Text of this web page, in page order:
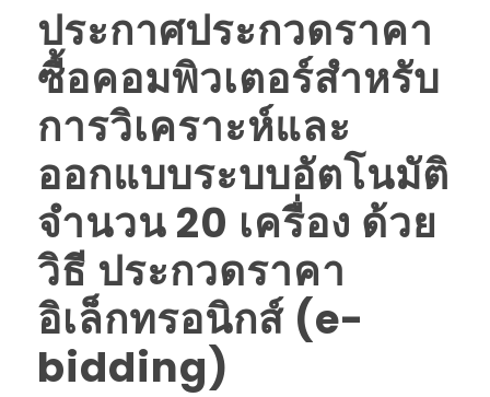
ประกาศประกวดราคา
ซื้อคอมพิวเตอร์สำหรับ
การวิเคราะห์และ
ออกแบบระบบอัตโนมัติ
จำนวน 20 เครื่อง ด้วย
วิธี ประกวดราคา
อิเล็กทรอนิกส์ (e-
bidding)